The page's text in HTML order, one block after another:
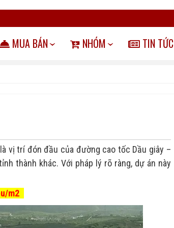
MUA BÁN NHÓM TIN TỨC
vị trí đón đầu của đường cao tốc Dầu giây –
thành khác. Với pháp lý rõ ràng, dự án này
m2